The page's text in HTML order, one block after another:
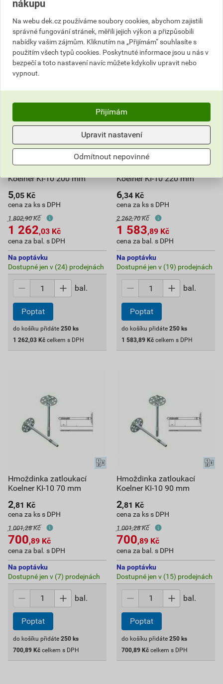
do košíku přidáte 250 ks
938,05 Kč celkem s DPH
do košíku přidáte 250 ks
1 113,81 Kč celkem s DPH
Koelner KI-10 200 mm
5,05 Kč
cena za ks s DPH
1 802,90 Kč
1 262,03 Kč
cena za bal. s DPH
Na poptávku
Dostupné jen v (24) prodejnách
bal.
Poptat
do košíku přidáte 250 ks
1 262,03 Kč celkem s DPH
Koelner KI-10 220 mm
6,34 Kč
cena za ks s DPH
2 262,70 Kč
1 583,89 Kč
cena za bal. s DPH
Na poptávku
Dostupné jen v (19) prodejnách
bal.
Poptat
do košíku přidáte 250 ks
1 583,89 Kč celkem s DPH
Hmoždinka zatloukací
Koelner KI-10 70 mm
2,81 Kč
cena za ks s DPH
1 001,28 Kč
700,89 Kč
cena za bal. s DPH
Na poptávku
Dostupné jen v (7) prodejnách
bal.
Poptat
do košíku přidáte 250 ks
700,89 Kč celkem s DPH
Hmoždinka zatloukací
Koelner KI-10 90 mm
2,81 Kč
cena za ks s DPH
1 001,28 Kč
700,89 Kč
cena za bal. s DPH
Na poptávku
Dostupné jen v (15) prodejnách
bal.
Poptat
do košíku přidáte 250 ks
700,89 Kč celkem s DPH
nákupu
Na webu dek.cz používáme soubory cookies, abychom zajistili
správné fungování stránek, měřili jejich výkon a přizpůsobili
nabídky vašim zájmům. Kliknutím na „Přijímám“ souhlasíte s
použitím všech typů cookies. Poskytnuté informace jsou u nás v
bezpečí a toto nastavení navíc můžete kdykoliv upravit nebo
vypnout.
Přijímám
Upravit nastavení
Odmítnout nepovinné